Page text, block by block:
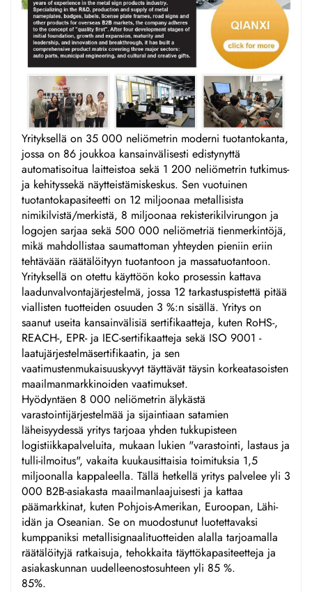
Yrityksellä on 35 000 neliömetrin moderni tuotantokanta,
jossa on 86 joukkoa kansainvälisesti edistynyttä
automatisoitua laitteistoa sekä 1 200 neliömetrin tutkimus-
ja kehityssekä näytteistämiskeskus. Sen vuotuinen
tuotantokapasiteetti on 12 miljoonaa metallisista
nimikilvistä/merkistä, 8 miljoonaa rekisterikilvirungon ja
logojen sarjaa sekä 500 000 neliömetriä tienmerkintöjä,
mikä mahdollistaa saumattoman yhteyden pieniin eriin
tehtävään räätälöityyn tuotantoon ja massatuotantoon.
Yrityksellä on otettu käyttöön koko prosessin kattava
laadunvalvontajärjestelmä, jossa 12 tarkastuspistettä pitää
viallisten tuotteiden osuuden 3 %:n sisällä. Yritys on
saanut useita kansainvälisiä sertifikaatteja, kuten RoHS-,
REACH-, EPR- ja IEC-sertifikaatteja sekä ISO 9001 -
laatujärjestelmäsertifikaatin, ja sen
vaatimustenmukaisuuskyvyt täyttävät täysin korkeatasoisten
maailmanmarkkinoiden vaatimukset.
Hyödyntäen 8 000 neliömetrin älykästä
varastointijärjestelmää ja sijaintiaan satamien
läheisyydessä yritys tarjoaa yhden tukkupisteen
logistiikkapalveluita, mukaan lukien "varastointi, lastaus ja
tulli-ilmoitus", vakaita kuukausittaisia toimituksia 1,5
miljoonalla kappaleella. Tällä hetkellä yritys palvelee yli 3
000 B2B-asiakasta maailmanlaajuisesti ja kattaa
päämarkkinat, kuten Pohjois-Amerikan, Euroopan, Lähi-
idän ja Oseanian. Se on muodostunut luotettavaksi
kumppaniksi metallisignaalituotteiden alalla tarjoamalla
räätälöityjä ratkaisuja, tehokkaita täyttökapasiteetteja ja
asiakaskunnan uudelleenostosuhteen yli 85 %.
85%.